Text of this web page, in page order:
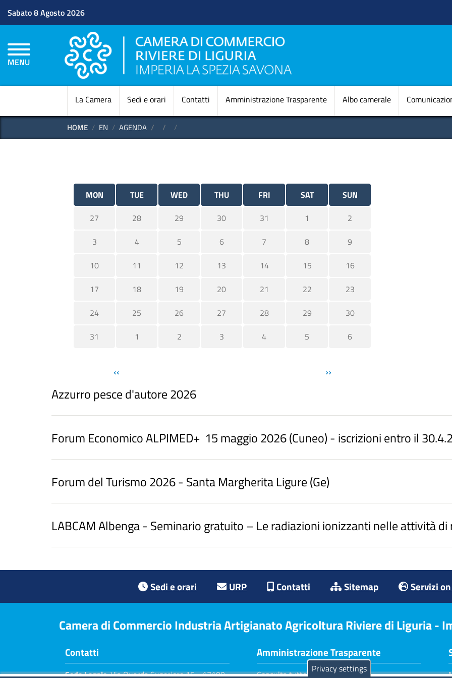
Sabato 8 Agosto 2026
MENU
Navigazione
La Camera Sedi e orari Contatti Amministrazione Trasparente Albo camerale
HOME EN AGENDA
MON TUE WED THU FRI SAT
SUN
27
28 29 30 31 1
2
3
4 5 6 7 8
9
10
11 12 13 14 15
16
17
18 19 20 21 22
23
24
25 26 27 28 29
30
31
1 2 3 4 5 6
‹‹ ››
Azzurro pesce d'autore 2026
Forum Economico ALPIMED+ 15 maggio 2026 (Cuneo) - iscrizioni entro il
Forum del Turismo 2026 - Santa Margherita Ligure (Ge)
LABCAM Albenga - Seminario gratuito – Le radiazioni ionizzanti nelle attività di
Sedi e orari URP Contatti Sitemap Servizi
Camera di Commercio Industria Artigianato Agricoltura Riviere di Liguria -
Contatti
Sede Legale: Via Quarda Superiore 16 - 17100
Amministrazione Trasparente
Consulta tutte le sezioni
Privacy settings